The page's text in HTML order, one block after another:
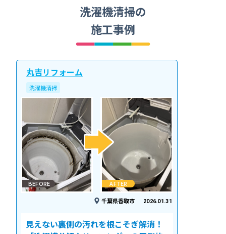
洗濯機清掃の
施工事例
丸吉リフォーム
洗濯機清掃
BEFORE AFTER
千葉県香取市 2026.01.31
見えない裏側の汚れを根こそぎ解消！